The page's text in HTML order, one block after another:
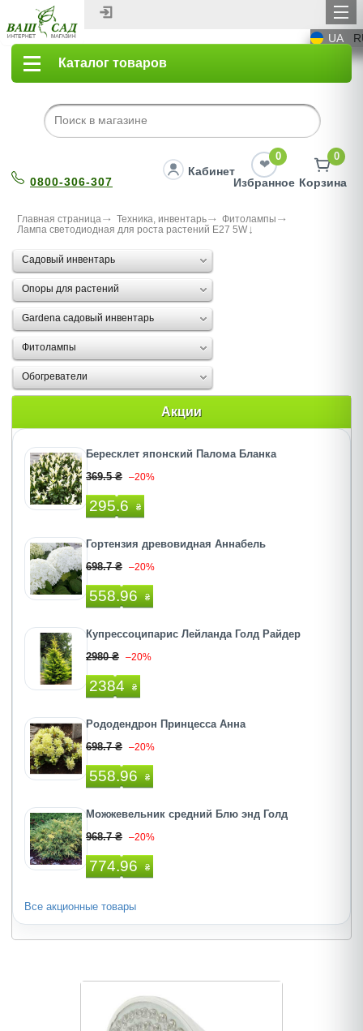
UA
Каталог товаров
0800-306-307
Кабинет
0
Избранное
0
Корзина
Главная страница Техника, инвентарь
Фитолампы
Лампа светодиодная для роста растений Е27 5W
Садовый инвентарь
Опоры для растений
Gardena садовый инвентарь
Фитолампы
Обогреватели
Акции
Бересклет японский Палома Бланка
369.5 ₴ –20%
295.6 ₴
Гортензия древовидная Аннабель
698.7 ₴ –20%
558.96 ₴
Купрессоципарис Лейланда Голд Райдер
2980 ₴ –20%
2384 ₴
Рододендрон Принцесса Анна
698.7 ₴ –20%
558.96 ₴
Можжевельник средний Блю энд Голд
968.7 ₴ –20%
774.96 ₴
Все акционные товары